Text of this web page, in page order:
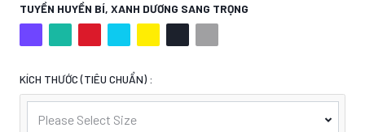
TUYỀN HUYỀN BÍ, XANH DƯƠNG SANG TRỌNG
KÍCH THƯỚC (TIÊU CHUẨN) :
Please Select Size